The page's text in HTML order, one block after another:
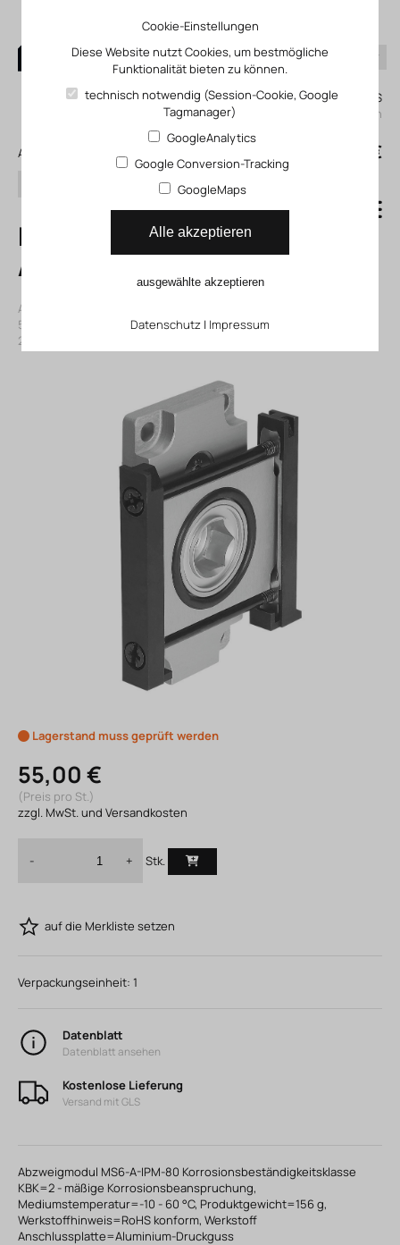
0
Mein KLEFINGHAUS
einloggen
Alle Produkte
Suchen
0,00 €
MS6-A-IPM-80
Abzweigmodul
Artikelnummer: 14543499
543499
ECLASS-Code (9.0)27294206 | ECLASS-Code (5.1)
27299219
Lagerstand muss geprüft werden
55,00 €
(Preis pro St.)
zzgl. MwSt. und Versandkosten
- + Stk.
auf die Merkliste setzen
Verpackungseinheit: 1
Datenblatt
Datenblatt ansehen
Kostenlose Lieferung
Versand mit GLS
Abzweigmodul MS6-A-IPM-80 Korrosionsbeständigkeitsklasse
KBK=2 - mäßige Korrosionsbeanspruchung,
Mediumstemperatur=-10 - 60 °C, Produktgewicht=156 g,
Werkstoffhinweis=RoHS konform, Werkstoff
Anschlussplatte=Aluminium-Druckguss
Cookie-Einstellungen
Diese Website nutzt Cookies, um bestmögliche
Funktionalität bieten zu können.
technisch notwendig (Session-Cookie, Google
Tagmanager)
GoogleAnalytics
Google Conversion-Tracking
GoogleMaps
Alle akzeptieren
ausgewählte akzeptieren
Datenschutz | Impressum